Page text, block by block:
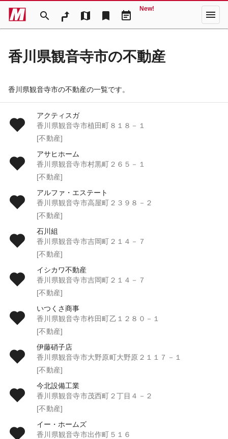
search map bookmark event_note
New! menu
香川県観音寺市の不動産
香川県観音寺市の不動産の一覧です。
アクティスガ
香川県観音寺市植田町８１８－１
[不動産]
アサヒホーム
香川県観音寺市村黒町２６５－１
[不動産]
アルファ・エステート
香川県観音寺市高屋町２３９８－２
[不動産]
石川組
香川県観音寺市吉岡町２１４－７
[不動産]
イシカワ不動産
香川県観音寺市吉岡町２１４－７
[不動産]
いつくさ商事
香川県観音寺市柞田町乙１２８０－１
[不動産]
伊藤硝子店
香川県観音寺市大野原町大野原２１１７－１
[不動産]
今北設備工業
香川県観音寺市茂西町２丁目４－２
[不動産]
イー・ホームズ
香川県観音寺市出作町５１６